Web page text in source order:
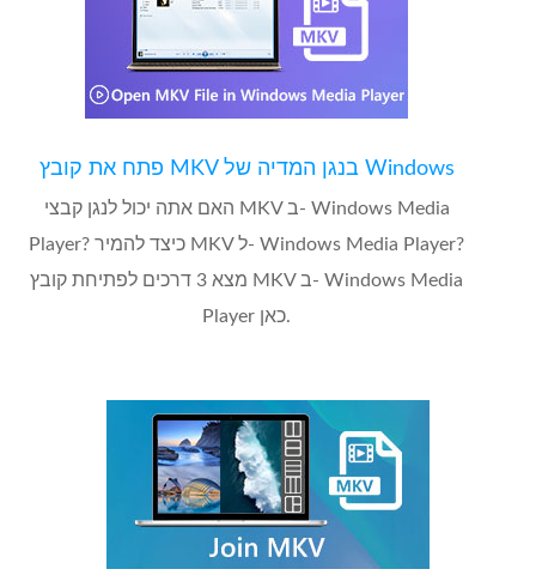
פתח את קובץ MKV בנגן המדיה של Windows
האם אתה יכול לנגן קבצי MKV ב- Windows Media
Player? כיצד להמיר MKV ל- Windows Media Player?
מצא 3 דרכים לפתיחת קובץ MKV ב- Windows Media
Player כאן.